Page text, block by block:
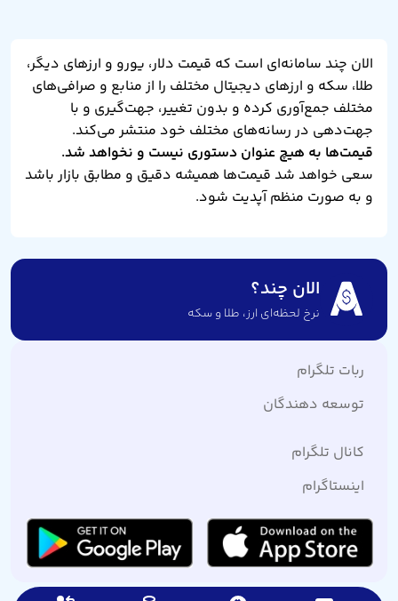
الان چند سامانه‌ای است که قیمت دلار، یورو و ارزهای دیگر،
طلا، سکه و ارزهای دیجیتال مختلف را از منابع و صرافی‌های
مختلف جمع‌آوری کرده و بدون تغییر، جهت‌گیری و با
جهت‌دهی در رسانه‌های مختلف خود منتشر می‌کند.
قیمت‌ها به هیچ عنوان دستوری نیست و نخواهد شد.
سعی خواهد شد قیمت‌ها همیشه دقیق و مطابق بازار باشد
و به صورت منظم آپدیت شود.
الان چند؟
نرخ لحظه‌ای ارز،‌ طلا و سکه
ربات تلگرام
توسعه دهندگان
کانال تلگرام
اینستاگرام